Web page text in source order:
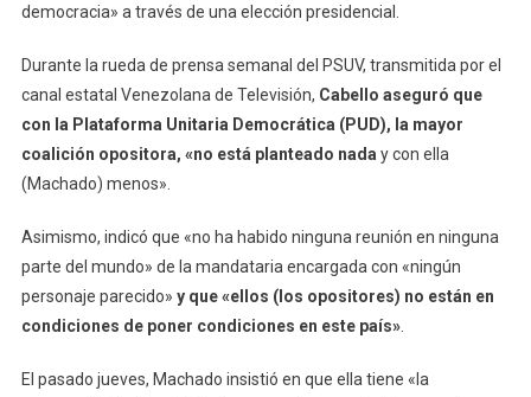
democracia» a través de una elección presidencial.
Durante la rueda de prensa semanal del PSUV, transmitida por el
canal estatal Venezolana de Televisión, Cabello aseguró que
con la Plataforma Unitaria Democrática (PUD), la mayor
coalición opositora, «no está planteado nada y con ella
(Machado) menos».
Asimismo, indicó que «no ha habido ninguna reunión en ninguna
parte del mundo» de la mandataria encargada con «ningún
personaje parecido» y que «ellos (los opositores) no están en
condiciones de poner condiciones en este país».
El pasado jueves, Machado insistió en que ella tiene «la